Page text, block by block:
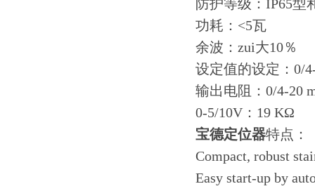
防护等级：IP65型
功耗：<5瓦
余波：zui大10％
设定值的设定：0/
输出电阻：0/4-20
0-5/10V：19 KΩ
宝德定位器特点：
Compact, robust
Easy start-up by